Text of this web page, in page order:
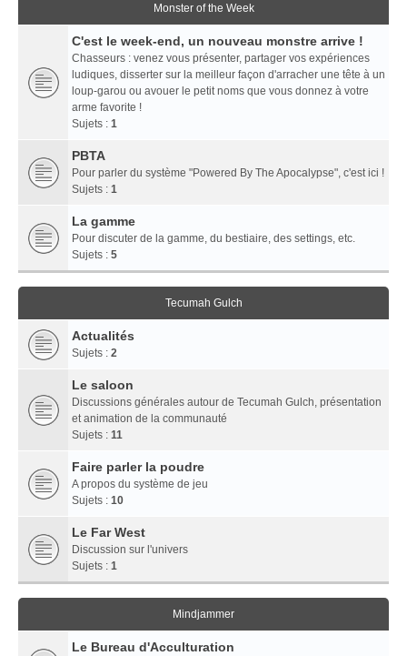
Monster of the Week
C'est le week-end, un nouveau monstre arrive !
Chasseurs : venez vous présenter, partager vos expériences
ludiques, disserter sur la meilleur façon d'arracher une tête à un
loup-garou ou avouer le petit noms que vous donnez à votre
arme favorite !
Sujets : 1
PBTA
Pour parler du système "Powered By The Apocalypse", c'est ici !
Sujets : 1
La gamme
Pour discuter de la gamme, du bestiaire, des settings, etc.
Sujets : 5
Tecumah Gulch
Actualités
Sujets : 2
Le saloon
Discussions générales autour de Tecumah Gulch, présentation
et animation de la communauté
Sujets : 11
Faire parler la poudre
A propos du système de jeu
Sujets : 10
Le Far West
Discussion sur l'univers
Sujets : 1
Mindjammer
Le Bureau d'Acculturation